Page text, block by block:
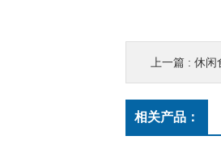
上一篇 : 休闲
相关产品：